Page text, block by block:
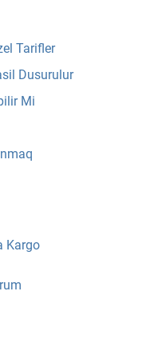
Tarifler
Dusurulur
Mi
Kargo